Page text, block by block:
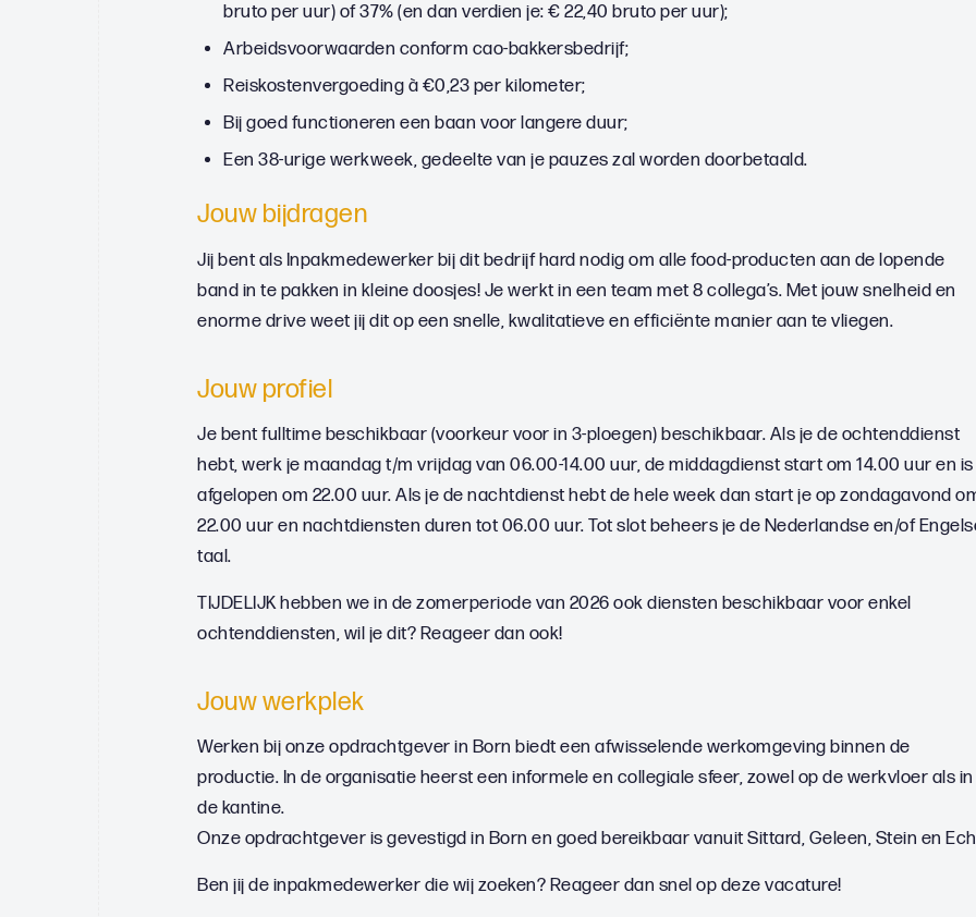
bruto per uur) of 37% (en dan verdien je: € 22,40 bruto per uur);
Arbeidsvoorwaarden conform cao-bakkersbedrijf;
Reiskostenvergoeding à €0,23 per kilometer;
Bij goed functioneren een baan voor langere duur;
Een 38-urige werkweek, gedeelte van je pauzes zal worden doorbetaald.
Jouw bijdragen
Jij bent als Inpakmedewerker bij dit bedrijf hard nodig om alle food-producten aan de lopende
band in te pakken in kleine doosjes! Je werkt in een team met 8 collega’s. Met jouw snelheid en
enorme drive weet jij dit op een snelle, kwalitatieve en efficiënte manier aan te vliegen.
Jouw profiel
Je bent fulltime beschikbaar (voorkeur voor in 3-ploegen) beschikbaar. Als je de ochtenddienst
hebt, werk je maandag t/m vrijdag van 06.00-14.00 uur, de middagdienst start om 14.00 uur en is
afgelopen om 22.00 uur. Als je de nachtdienst hebt de hele week dan start je op zondagavond
22.00 uur en nachtdiensten duren tot 06.00 uur. Tot slot beheers je de Nederlandse en/of
taal.
TIJDELIJK hebben we in de zomerperiode van 2026 ook diensten beschikbaar voor enkel
ochtenddiensten, wil je dit? Reageer dan ook!
Jouw werkplek
Werken bij onze opdrachtgever in Born biedt een afwisselende werkomgeving binnen de
productie. In de organisatie heerst een informele en collegiale sfeer, zowel op de werkvloer als in
de kantine.
Onze opdrachtgever is gevestigd in Born en goed bereikbaar vanuit Sittard, Geleen, Stein en
Ben jij de inpakmedewerker die wij zoeken? Reageer dan snel op deze vacature!